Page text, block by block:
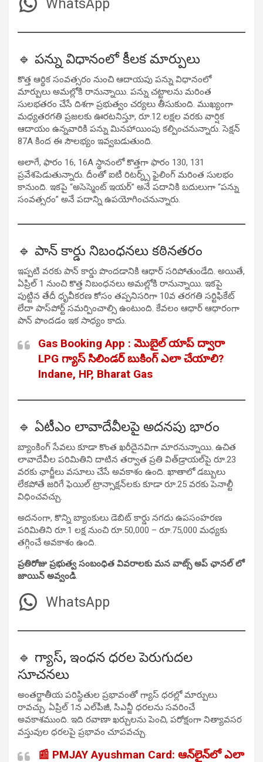
WhatsApp
🔹 పన్ను విధానంలో కీలక మార్పులు
కొత్త ఆర్థిక సంవత్సరం నుంచి ఆదాయపు పన్ను విధానంలో
మార్పులు అమల్లోకి రానున్నాయి. పన్ను చట్టాలను మరింత
సులభతరం చేసే దిశగా ప్రభుత్వం చర్యలు తీసుకుంది. ముఖ్యంగా
మధ్యతరగతి ప్రజలకు ఊరటనిస్తూ, రూ.12 లక్షల వరకు వార్షిక
ఆదాయం ఉన్నవారికి పన్ను మినహాయింపు కల్పించనున్నారు. సెక్షన్
87A కింద ఈ సౌలభ్యం ఇవ్వబడుతుంది.
అలాగే, ఫారం 16, 16A స్థానంలో కొత్తగా ఫారం 130, 131
ప్రవేశపెడుతున్నారు. దీంతో ఐటీ రిటర్న్స్ ఫైలింగ్ మరింత సులభం
కానుంది. ఇకపై “అసెస్మెంట్ ఇయర్” అనే పదానికి బదులుగా “పన్ను
సంవత్సరం” అనే పదాన్ని ఉపయోగించనున్నారు.
🔹 పాన్ కార్డు నిబంధనలు కఠినతరం
ఇప్పటి వరకు పాన్ కార్డు పొందడానికి ఆధార్ సరిపోతుండేది. అయితే,
ఏప్రిల్ 1 నుంచి కొత్త నిబంధనలు అమల్లోకి రానున్నాయి. ఇకపై
పుట్టిన తేదీ ధృవీకరణ కోసం తప్పనిసరిగా 10వ తరగతి సర్టిఫికేట్
లేదా పాస్‌పోర్ట్ సమర్పించాల్సి ఉంటుంది. కేవలం ఆధార్ ఆధారంగా
పాన్ పొందడం ఇక సాధ్యం కాదు.
Gas Booking App : మొబైల్ యాప్ ద్వారా
LPG గ్యాస్ సిలిండర్ బుకింగ్ ఎలా చేయాలి?
Indane, HP, Bharat Gas
🔹 ఏటీఎం లావాదేవీలపై అదనపు భారం
బ్యాంకింగ్ సేవలు కూడా కొంత ఖరీదైనవిగా మారనున్నాయి. ఉచిత
లావాదేవీల పరిమితిని దాటిన తర్వాత ప్రతి విత్‌డ్రాయల్‌పై రూ.23
వరకు ఛార్జీలు వసూలు చేసే అవకాశం ఉంది. ఖాతాలో డబ్బులు
లేకపోతే జరిగే ఫెయిల్ ట్రాన్సాక్షన్‌లకు కూడా రూ.25 వరకు పెనాల్టీ
విధించవచ్చు.
అదనంగా, కొన్ని బ్యాంకులు డెబిట్ కార్డు నగదు ఉపసంహరణ
పరిమితిని రూ.1 లక్ష నుంచి రూ.50,000 – రూ.75,000 మధ్యకు
తగ్గించే అవకాశం ఉంది.
ప్రతిరోజు ప్రభుత్వ సంబంధిత వివరాలకు మన వాట్స్ అప్ ఛానల్ లో
జాయిన్ అవ్వండి.
WhatsApp
🔹 గ్యాస్, ఇంధన ధరల పెరుగుదల
సూచనలు
అంతర్జాతీయ పరిస్థితుల ప్రభావంతో గ్యాస్ ధరల్లో మార్పులు
రావచ్చు. ఏప్రిల్ 1న ఎల్‌పీజీ, సిఎన్జీ ధరలను సవరించే
అవకాశముంది. ఇది రవాణా ఖర్చులను పెంచి, పరోక్షంగా నిత్యావసర
వస్తువుల ధరలపై ప్రభావం చూపవచ్చు.
📰 PMJAY Ayushman Card: ఆన్‌లైన్‌లో ఎలా